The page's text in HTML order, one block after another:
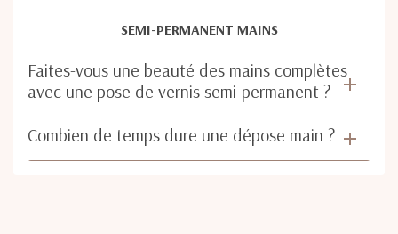
SEMI-PERMANENT MAINS
Faites-vous une beauté des mains complètes
avec une pose de vernis semi-permanent ?
Combien de temps dure une dépose main ?